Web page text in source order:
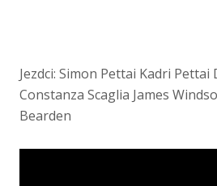
Jezdci: Simon Pettai Kadri Pettai
Constanza Scaglia James
Bearden